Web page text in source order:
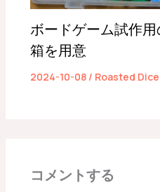
ボードゲーム試作
箱を用意
2024-10-08 / Roasted
コメントする